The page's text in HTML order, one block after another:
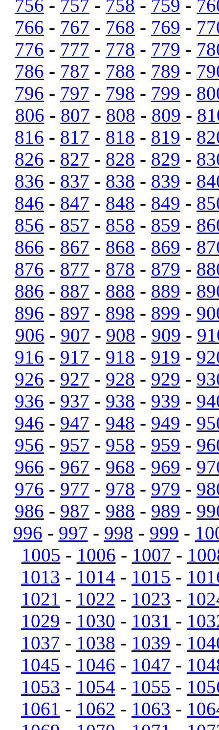
756 - 757 - 758 - 759 -
766 - 767 - 768 - 769 -
776 - 777 - 778 - 779 -
786 - 787 - 788 - 789 -
796 - 797 - 798 - 799 -
806 - 807 - 808 - 809 -
816 - 817 - 818 - 819 -
826 - 827 - 828 - 829 -
836 - 837 - 838 - 839 -
846 - 847 - 848 - 849 -
856 - 857 - 858 - 859 -
866 - 867 - 868 - 869 -
876 - 877 - 878 - 879 -
886 - 887 - 888 - 889 -
896 - 897 - 898 - 899 -
906 - 907 - 908 - 909 -
916 - 917 - 918 - 919 -
926 - 927 - 928 - 929 -
936 - 937 - 938 - 939 -
946 - 947 - 948 - 949 -
956 - 957 - 958 - 959 -
966 - 967 - 968 - 969 -
976 - 977 - 978 - 979 -
986 - 987 - 988 - 989 -
996 - 997 - 998 - 999 -
1005 - 1006 - 1007 -
1013 - 1014 - 1015 -
1021 - 1022 - 1023 -
1029 - 1030 - 1031 -
1037 - 1038 - 1039 -
1045 - 1046 - 1047 -
1053 - 1054 - 1055 -
1061 - 1062 - 1063 -